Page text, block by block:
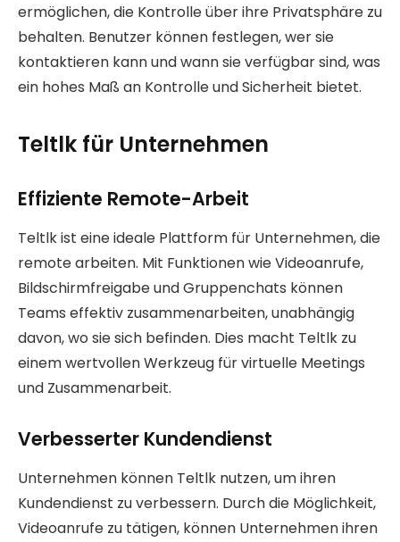
ermöglichen, die Kontrolle über ihre Privatsphäre zu
behalten. Benutzer können festlegen, wer sie
kontaktieren kann und wann sie verfügbar sind, was
ein hohes Maß an Kontrolle und Sicherheit bietet.
Teltlk für Unternehmen
Effiziente Remote-Arbeit
Teltlk ist eine ideale Plattform für Unternehmen, die
remote arbeiten. Mit Funktionen wie Videoanrufe,
Bildschirmfreigabe und Gruppenchats können
Teams effektiv zusammenarbeiten, unabhängig
davon, wo sie sich befinden. Dies macht Teltlk zu
einem wertvollen Werkzeug für virtuelle Meetings
und Zusammenarbeit.
Verbesserter Kundendienst
Unternehmen können Teltlk nutzen, um ihren
Kundendienst zu verbessern. Durch die Möglichkeit,
Videoanrufe zu tätigen, können Unternehmen ihren